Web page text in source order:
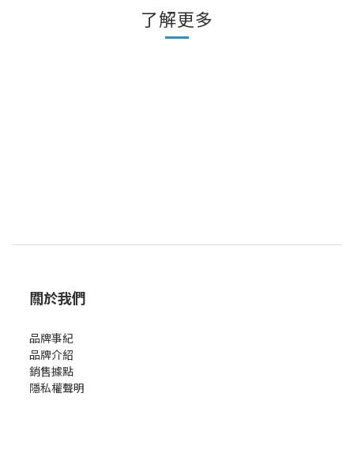
了解更多
關於我們
品牌事紀
品牌介紹
銷售據點
隱私權聲明